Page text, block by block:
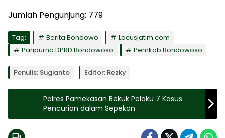
Jumlah Pengunjung: 779
Tag: Berita Bondowo
Locusjatim.com
Paripurna DPRD Bondowoso
Pemkab Bondowoso
Penulis: Sugianto Editor: Rezky
Polres Pamekasan Bekuk Pelaku 7 Kasus
Pencurian dalam Sepekan